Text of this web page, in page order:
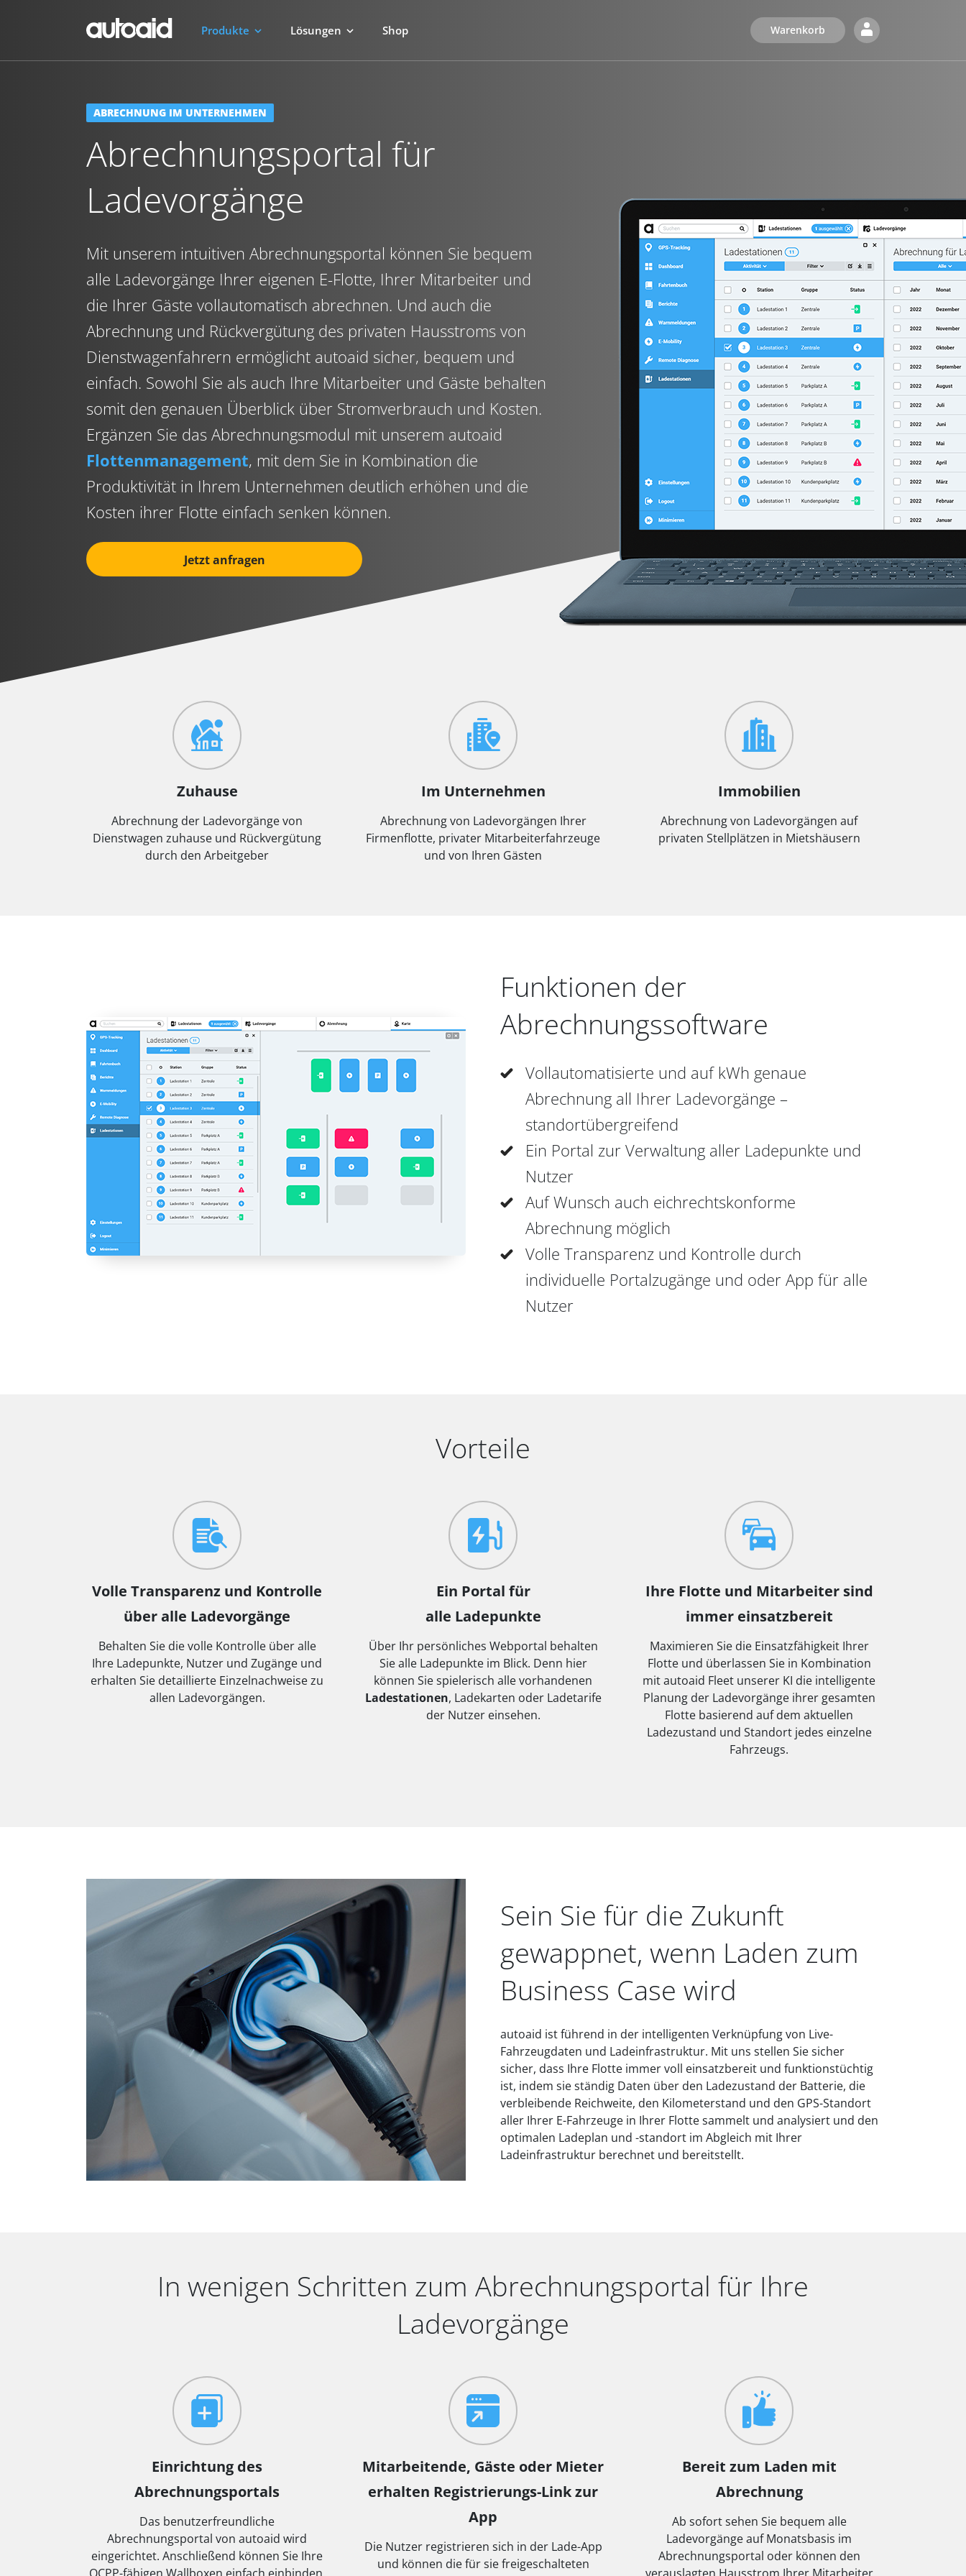
Produkte Lösungen Shop Warenkorb
ABRECHNUNG IM UNTERNEHMEN
Abrechnungsportal für
Ladevorgänge
Mit unserem intuitiven Abrechnungsportal können Sie bequem
alle Ladevorgänge Ihrer eigenen E-Flotte, Ihrer Mitarbeiter und
die Ihrer Gäste vollautomatisch abrechnen. Und auch die
Abrechnung und Rückvergütung des privaten Hausstroms von
Dienstwagenfahrern ermöglicht autoaid sicher, bequem und
einfach. Sowohl Sie als auch Ihre Mitarbeiter und Gäste behalten
somit den genauen Überblick über Stromverbrauch und Kosten.
Ergänzen Sie das Abrechnungsmodul mit unserem autoaid
Flottenmanagement, mit dem Sie in Kombination die
Produktivität in Ihrem Unternehmen deutlich erhöhen und die
Kosten ihrer Flotte einfach senken können.
Jetzt anfragen
Zuhause
Abrechnung der Ladevorgänge von
Dienstwagen zuhause und Rückvergütung
durch den Arbeitgeber
Im Unternehmen
Abrechnung von Ladevorgängen Ihrer
Firmenflotte, privater Mitarbeiterfahrzeuge
und von Ihren Gästen
Immobilien
Abrechnung von Ladevorgängen auf
privaten Stellplätzen in Mietshäusern
Funktionen der
Abrechnungssoftware
Vollautomatisierte und auf kWh genaue
Abrechnung all Ihrer Ladevorgänge –
standortübergreifend
Ein Portal zur Verwaltung aller Ladepunkte und
Nutzer
Auf Wunsch auch eichrechtskonforme
Abrechnung möglich
Volle Transparenz und Kontrolle durch
individuelle Portalzugänge und oder App für alle
Nutzer
Vorteile
Volle Transparenz und Kontrolle
über alle Ladevorgänge
Behalten Sie die volle Kontrolle über alle
Ihre Ladepunkte, Nutzer und Zugänge und
erhalten Sie detaillierte Einzelnachweise zu
allen Ladevorgängen.
Ein Portal für
alle Ladepunkte
Über Ihr persönliches Webportal behalten
Sie alle Ladepunkte im Blick. Denn hier
können Sie spielerisch alle vorhandenen
Ladestationen, Ladekarten oder Ladetarife
der Nutzer einsehen.
Ihre Flotte und Mitarbeiter sind
immer einsatzbereit
Maximieren Sie die Einsatzfähigkeit Ihrer
Flotte und überlassen Sie in Kombination
mit autoaid Fleet unserer KI die intelligente
Planung der Ladevorgänge ihrer gesamten
Flotte basierend auf dem aktuellen
Ladezustand und Standort jedes einzelne
Fahrzeugs.
Sein Sie für die Zukunft
gewappnet, wenn Laden zum
Business Case wird
autoaid ist führend in der intelligenten Verknüpfung von Live-
Fahrzeugdaten und Ladeinfrastruktur. Mit uns stellen Sie sicher
sicher, dass Ihre Flotte immer voll einsatzbereit und funktionstüchtig
ist, indem sie ständig Daten über den Ladezustand der Batterie, die
verbleibende Reichweite, den Kilometerstand und den GPS-Standort
aller Ihrer E-Fahrzeuge in Ihrer Flotte sammelt und analysiert und den
optimalen Ladeplan und -standort im Abgleich mit Ihrer
Ladeinfrastruktur berechnet und bereitstellt.
In wenigen Schritten zum Abrechnungsportal für Ihre
Ladevorgänge
Einrichtung des
Abrechnungsportals
Das benutzerfreundliche
Abrechnungsportal von autoaid wird
eingerichtet. Anschließend können Sie Ihre
Mitarbeitende, Gäste oder Mieter
erhalten Registrierungs-Link zur
App
Die Nutzer registrieren sich in der Lade-App
und können die für sie freigeschalteten
Bereit zum Laden mit
Abrechnung
Ab sofort sehen Sie bequem alle
Ladevorgänge auf Monatsbasis im
Abrechnungsportal oder können den